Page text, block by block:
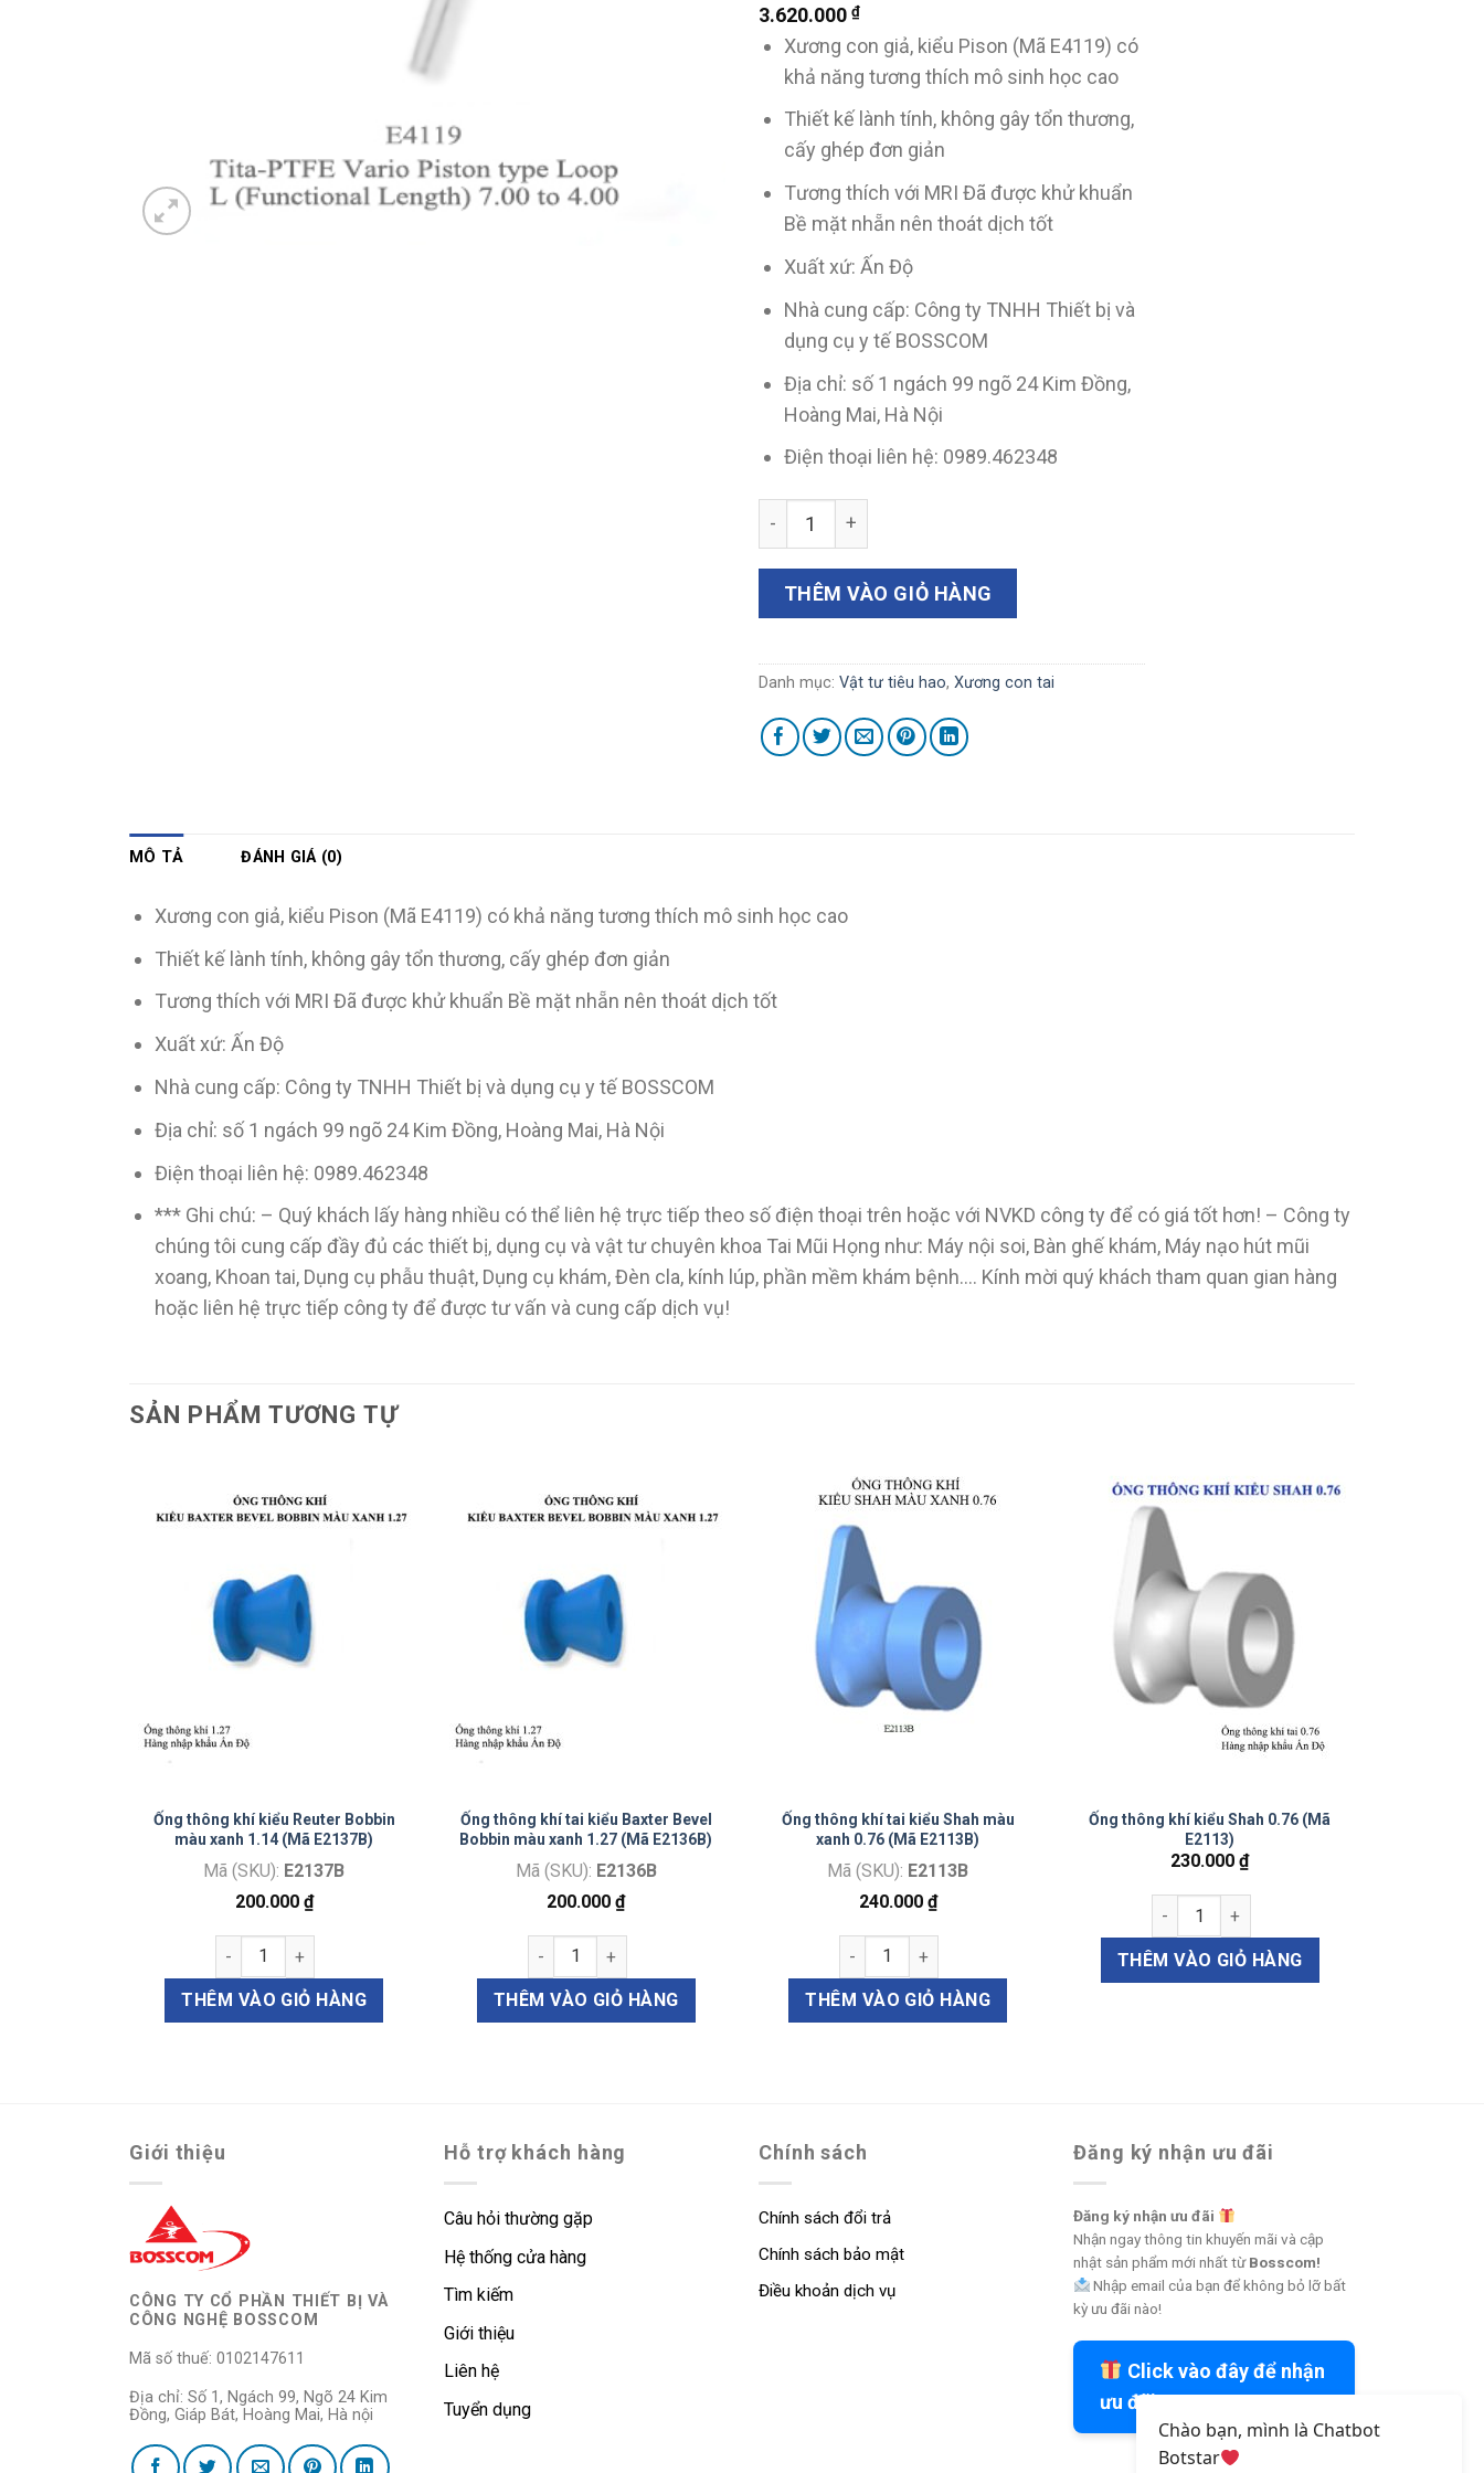
3.620.000 ₫
Xương con giả, kiểu Pison (Mã E4119) có
khả năng tương thích mô sinh học cao
Thiết kế lành tính, không gây tổn thương,
cấy ghép đơn giản
Tương thích với MRI Đã được khử khuẩn
Bề mặt nhẵn nên thoát dịch tốt
Xuất xứ: Ấn Độ
Nhà cung cấp: Công ty TNHH Thiết bị và
dụng cụ y tế BOSSCOM
Địa chỉ: số 1 ngách 99 ngõ 24 Kim Đồng,
Hoàng Mai, Hà Nội
Điện thoại liên hệ: 0989.462348
Xương bàn đạp giả, titanium, kiểu Pison (Mã E4119) số lượng
THÊM VÀO GIỎ HÀNG
Danh mục: Vật tư tiêu hao, Xương con tai
MÔ TẢ ĐÁNH GIÁ (0)
Xương con giả, kiểu Pison (Mã E4119) có khả năng tương thích mô sinh học cao
Thiết kế lành tính, không gây tổn thương, cấy ghép đơn giản
Tương thích với MRI Đã được khử khuẩn Bề mặt nhẵn nên thoát dịch tốt
Xuất xứ: Ấn Độ
Nhà cung cấp: Công ty TNHH Thiết bị và dụng cụ y tế BOSSCOM
Địa chỉ: số 1 ngách 99 ngõ 24 Kim Đồng, Hoàng Mai, Hà Nội
Điện thoại liên hệ: 0989.462348
*** Ghi chú: – Quý khách lấy hàng nhiều có thể liên hệ trực tiếp theo số điện thoại trên hoặc với NVKD công ty để có giá tốt hơn! – Công ty
chúng tôi cung cấp đầy đủ các thiết bị, dụng cụ và vật tư chuyên khoa Tai Mũi Họng như: Máy nội soi, Bàn ghế khám, Máy nạo hút mũi
xoang, Khoan tai, Dụng cụ phẫu thuật, Dụng cụ khám, Đèn cla, kính lúp, phần mềm khám bệnh…. Kính mời quý khách tham quan gian hàng
hoặc liên hệ trực tiếp công ty để được tư vấn và cung cấp dịch vụ!
SẢN PHẨM TƯƠNG TỰ
Ống thông khí kiểu Reuter Bobbin
màu xanh 1.14 (Mã E2137B)
Mã (SKU): E2137B
200.000 ₫
Ống thông khí kiểu Reuter Bobbin màu xanh 1.14 (Mã E2137B) số lượng
THÊM VÀO GIỎ HÀNG
Ống thông khí tai kiểu Baxter Bevel
Bobbin màu xanh 1.27 (Mã E2136B)
Mã (SKU): E2136B
200.000₫
Ống thông khí tai kiểu Baxter Bevel Bobbin màu xanh 1.27 (Mã E2136B) số lượng
THÊM VÀO GIỎ HÀNG
Ống thông khí tai kiểu Shah màu
xanh 0.76 (Mã E2113B)
Mã (SKU): E2113B
240.000 ₫
Ống thông khí tai kiểu Shah màu xanh 0.76 (Mã E2113B) số lượng
THÊM VÀO GIỎ HÀNG
Ống thông khí kiểu Shah 0.76 (Mã
E2113)
230.000₫
Ống thông khí kiểu Shah 0.76 (Mã E2113)
THÊM VÀO GIỎ HÀNG
Giới thiệu
CÔNG TY CỔ PHẦN THIẾT BỊ VÀ
CÔNG NGHỆ BOSSCOM
Mã số thuế: 0102147611
Địa chỉ: Số 1, Ngách 99, Ngõ 24 Kim
Đồng, Giáp Bát, Hoàng Mai, Hà nội
Hỗ trợ khách hàng
Câu hỏi thường gặp
Hệ thống cửa hàng
Tìm kiếm
Giới thiệu
Liên hệ
Tuyển dụng
Chính sách
Chính sách đổi trả
Chính sách bảo mật
Điều khoản dịch vụ
Đăng ký nhận ưu đãi
Đăng ký nhận ưu đãi
Nhận ngay thông tin khuyến mãi và cập
nhật sản phẩm mới nhất từBosscom!
Nhập email của bạn để không bỏ lỡ bất
kỳ ưu đãi nào!
Click vào đây để nhận
ưu đãi
Chào bạn, mình là Chatbot
Botstar